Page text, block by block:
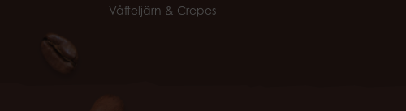
Våffeljärn & Crepes